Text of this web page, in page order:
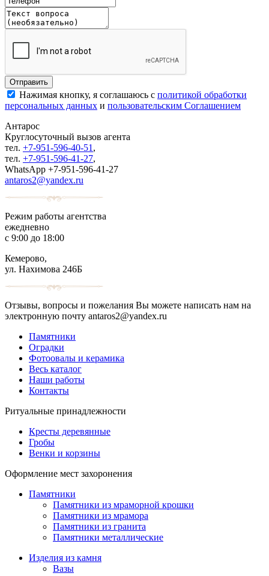
Нажимая кнопку, я соглашаюсь с политикой обработки
персональных данных и пользовательским Соглашением
Антарос
Круглосуточный вызов агента
тел. +7-951-596-40-51 ,
тел. +7-951-596-41-27,
WhatsApp +7-951-596-41-27
antaros2@yandex.ru
Режим работы агентства
ежедневно
с 9:00 до 18:00
Кемерово,
ул. Нахимова 246Б
Отзывы, вопросы и пожелания Вы можете написать нам на
электронную почту antaros2@yandex.ru
Памятники
Оградки
Фотоовалы и керамика
Весь каталог
Наши работы
Контакты
Ритуальные принадлежности
Кресты деревянные
Гробы
Венки и корзины
Оформление мест захоронения
Памятники
Памятники из мраморной крошки
Памятники из мрамора
Памятники из гранита
Памятники металлические
Изделия из камня
Вазы